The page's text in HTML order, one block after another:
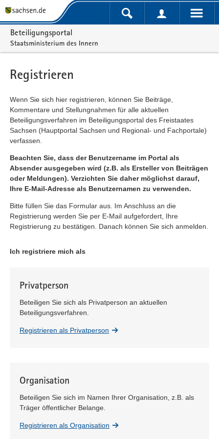
Portalnavigation
Beteiligungsportal
Staatsministerium des Innern
Registrieren
Wenn Sie sich hier registrieren, können Sie Beiträge,
Kommentare und Stellungnahmen für alle aktuellen
Beteiligungsverfahren im Beteiligungsportal des Freistaates
Sachsen (Hauptportal Sachsen und Regional- und Fachportale)
verfassen.
Beachten Sie, dass der Benutzername im Portal als
Absender ausgegeben wird (z.B. als Ersteller von Beiträgen
oder Meldungen). Verzichten Sie daher möglichst darauf,
Ihre E-Mail-Adresse als Benutzernamen zu verwenden.
Bitte füllen Sie das Formular aus. Im Anschluss an die
Registrierung werden Sie per E-Mail aufgefordert, Ihre
Registrierung zu bestätigen. Danach können Sie sich anmelden.
Ich registriere mich als
Privatperson
Beteiligen Sie sich als Privatperson an aktuellen
Beteiligungsverfahren.
Registrieren als Privatperson
Organisation
Beteiligen Sie sich im Namen Ihrer Organisation, z.B. als
Träger öffentlicher Belange.
Registrieren als Organisation